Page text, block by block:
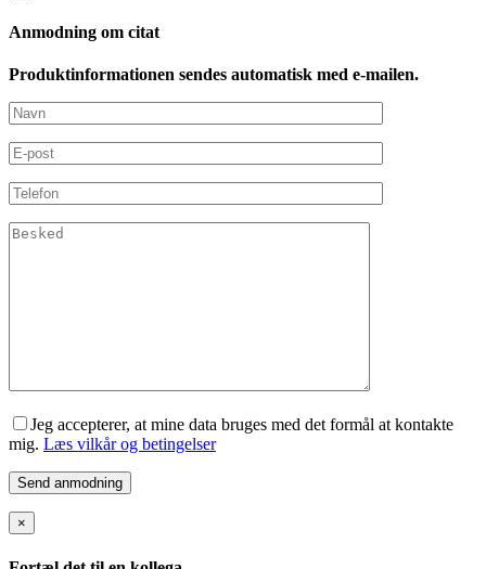
Anmodning om citat
Produktinformationen sendes automatisk med e-mailen.
Jeg accepterer, at mine data bruges med det formål at kontakte
mig. Læs vilkår og betingelser
×